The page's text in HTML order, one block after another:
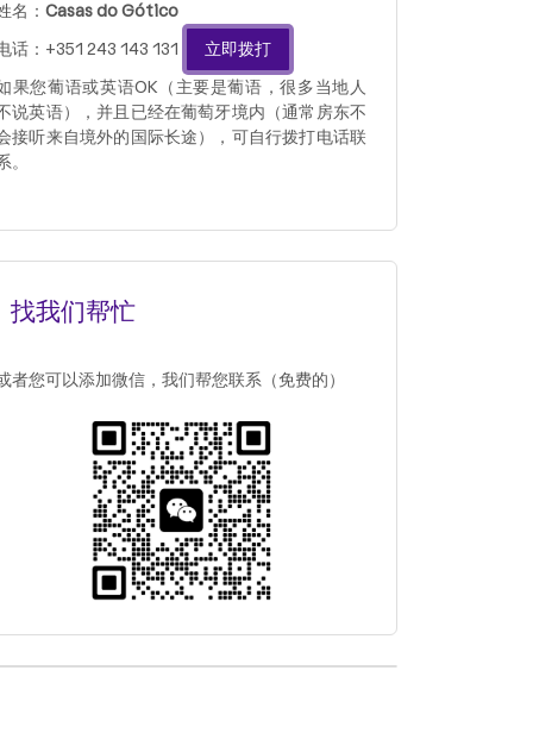
名： Casas do Gótico
话：+351 243 143 131
立即拨打
果您葡语或英语OK（主要是葡语，很多当地人
说英语），并且已经在葡萄牙境内（通常房东不
接听来自境外的国际长途），可自行拨打电话联
。
找我们帮忙
者您可以添加微信，我们帮您联系（免费的）